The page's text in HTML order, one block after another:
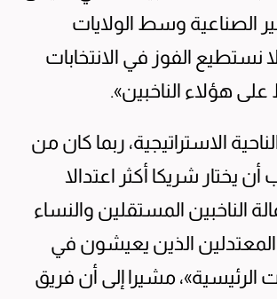
الصناعية وسط الولايات
لا نستطيع الفوز في الانتخابات
هؤلاء الناخبين».
الاستراتيجية، ربما كان من
يختار شريكا أكثر اعتدالا
الناخبين المستقلين والنساء
الذين يعيشون في
الرئيسية»، مشيرا إلى أن فريق